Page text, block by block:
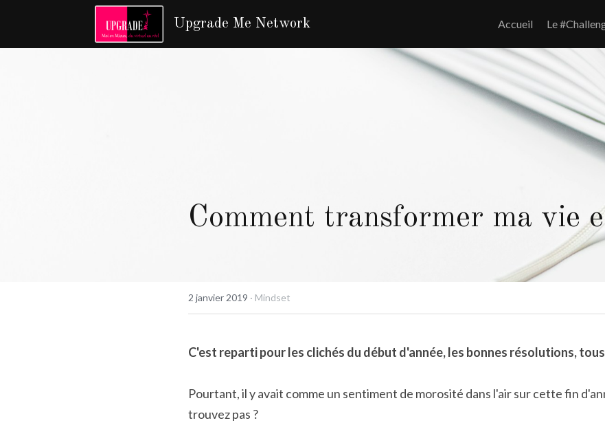
Upgrade Me Network Accueil Le
Comment transformer ma vie
2 janvier 2019 · Mindset
C'est reparti pour les clichés du début d'année, les bonnes résolutions,
Pourtant, il y avait comme un sentiment de morosité dans l'air sur cette fin
trouvez pas ?